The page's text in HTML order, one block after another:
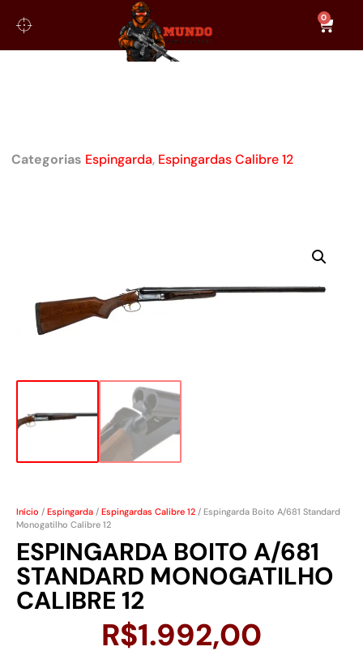
0
Categorias Espingarda, Espingardas Calibre 12
Início / Espingarda / Espingardas Calibre 12 / Espingarda Boito A/681 Standard
Monogatilho Calibre 12
ESPINGARDA BOITO A/681
STANDARD MONOGATILHO
CALIBRE 12
R$1.992,00